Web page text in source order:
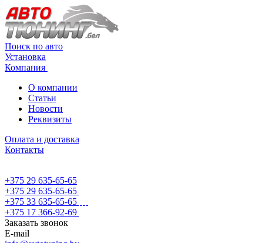
Поиск по авто
Установка
Компания
О компании
Статьи
Новости
Реквизиты
Оплата и доставка
Контакты
+375 29 635-65-65
+375 29 635-65-65
+375 33 635-65-65
+375 17 366-92-69
Заказать звонок
E-mail